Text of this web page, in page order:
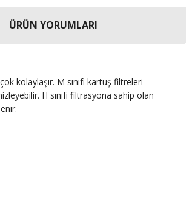
ÜRÜN YORUMLARI
kolaylaşır. M sınıfı kartuş filtreleri
H sınıfı filtrasyona sahip olan